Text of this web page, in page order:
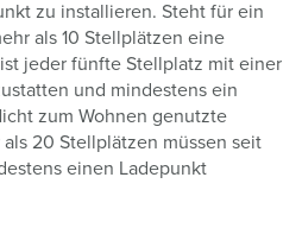
zu installieren. Steht für ein
als 10 Stellplätzen eine
jeder fünfte Stellplatz mit einer
und mindestens ein
zum Wohnen genutzte
20 Stellplätzen müssen seit
einen Ladepunkt